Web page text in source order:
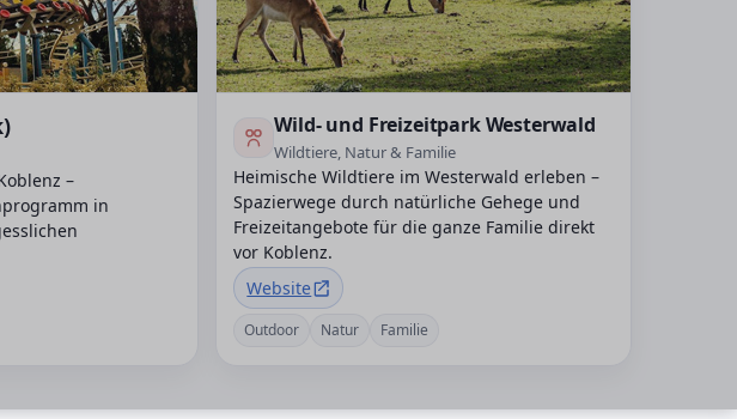
–
in
Wild- und Freizeitpark Westerwald
Wildtiere, Natur & Familie
Heimische Wildtiere im Westerwald erleben –
Spazierwege durch natürliche Gehege und
Freizeitangebote für die ganze Familie direkt
vor Koblenz.
Website
Outdoor Natur Familie